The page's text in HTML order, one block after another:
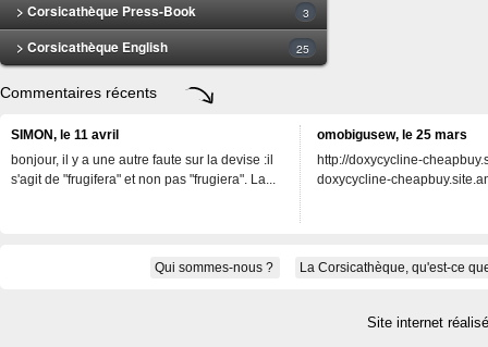
> Corsicathèque Press-Book 3
> Corsicathèque English 25
Commentaires récents
SIMON, le 11 avril
bonjour, il y a une autre faute sur la devise :il
s'agit de "frugifera" et non pas "frugiera". La...
omobigusew, le 25 mars
http://doxycycline-
doxycycline-
Qui sommes-nous ? La Corsicathèque, qu'est-ce
Site internet